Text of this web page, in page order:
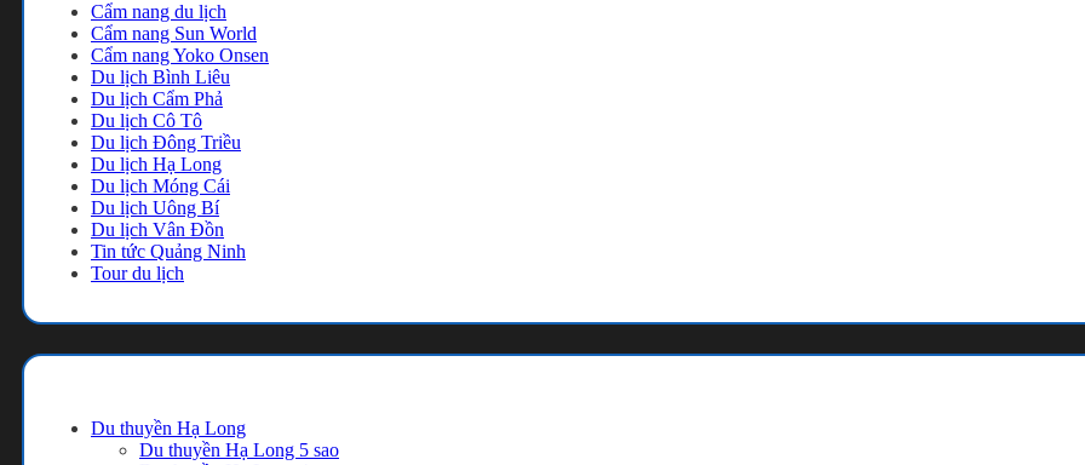
Cẩm nang du lịch
Cẩm nang Sun World
Cẩm nang Yoko Onsen
Du lịch Bình Liêu
Du lịch Cẩm Phả
Du lịch Cô Tô
Du lịch Đông Triều
Du lịch Hạ Long
Du lịch Móng Cái
Du lịch Uông Bí
Du lịch Vân Đồn
Tin tức Quảng Ninh
Tour du lịch
Du thuyền Hạ Long
Du thuyền Hạ Long 5 sao